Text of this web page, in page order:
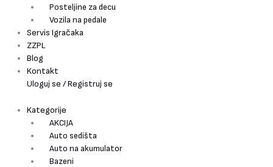
Posteljine za decu
Vozila na pedale
Servis Igračaka
ZZPL
Blog
Kontakt
Uloguj se / Registruj se
Kategorije
AKCIJA
Auto sedišta
Auto na akumulator
Bazeni